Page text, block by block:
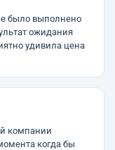
было выполнено
ожидания
удивила цена
компании
когда бы